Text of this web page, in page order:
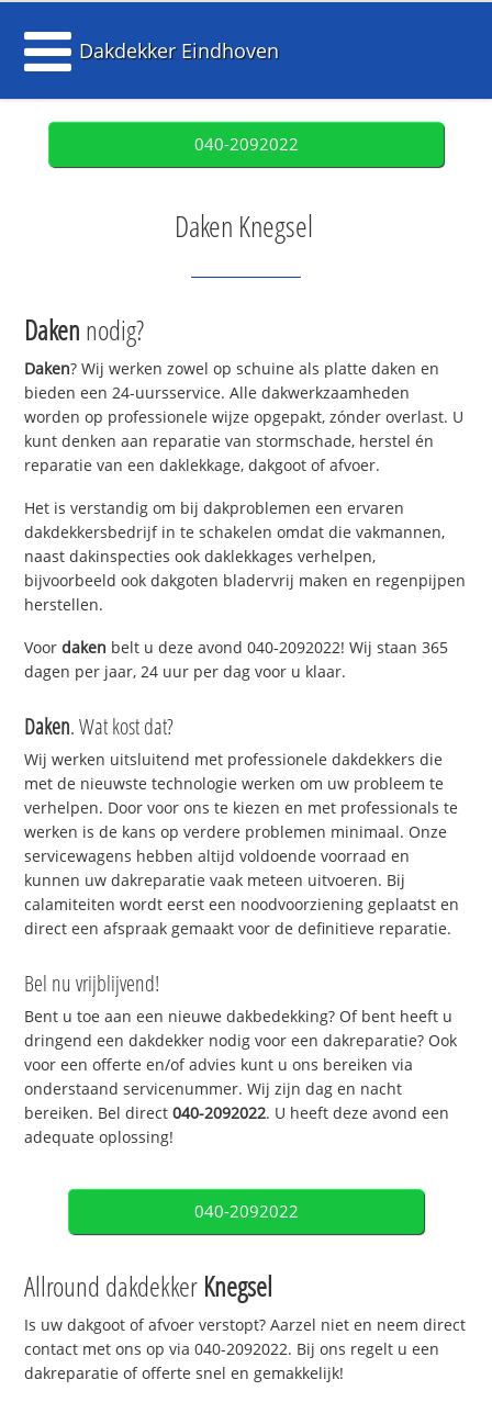
Dakdekker Eindhoven
040-2092022
Daken Knegsel
Daken nodig?
Daken? Wij werken zowel op schuine als platte daken en
bieden een 24-uursservice. Alle dakwerkzaamheden
worden op professionele wijze opgepakt, zónder overlast. U
kunt denken aan reparatie van stormschade, herstel én
reparatie van een daklekkage, dakgoot of afvoer.
Het is verstandig om bij dakproblemen een ervaren
dakdekkersbedrijf in te schakelen omdat die vakmannen,
naast dakinspecties ook daklekkages verhelpen,
bijvoorbeeld ook dakgoten bladervrij maken en regenpijpen
herstellen.
Voordaken belt u deze avond 040-2092022! Wij staan 365
dagen per jaar, 24 uur per dag voor u klaar.
Daken. Wat kost dat?
Wij werken uitsluitend met professionele dakdekkers die
met de nieuwste technologie werken om uw probleem te
verhelpen. Door voor ons te kiezen en met professionals te
werken is de kans op verdere problemen minimaal. Onze
servicewagens hebben altijd voldoende voorraad en
kunnen uw dakreparatie vaak meteen uitvoeren. Bij
calamiteiten wordt eerst een noodvoorziening geplaatst en
direct een afspraak gemaakt voor de definitieve reparatie.
Bel nu vrijblijvend!
Bent u toe aan een nieuwe dakbedekking? Of bent heeft u
dringend een dakdekker nodig voor een dakreparatie? Ook
voor een offerte en/of advies kunt u ons bereiken via
onderstaand servicenummer. Wij zijn dag en nacht
bereiken. Bel direct040-2092022. U heeft deze avond een
adequate oplossing!
040-2092022
Allround dakdekker Knegsel
Is uw dakgoot of afvoer verstopt? Aarzel niet en neem direct
contact met ons op via 040-2092022. Bij ons regelt u een
dakreparatie of offerte snel en gemakkelijk!